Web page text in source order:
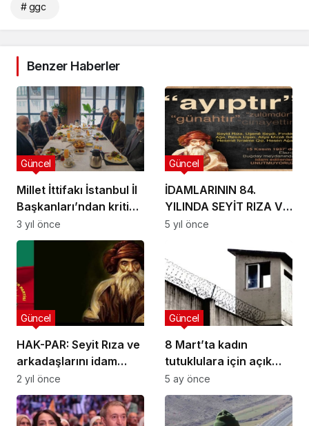
# ggc
Benzer Haberler
Millet İttifakı İstanbul İl
Başkanları’ndan kritik
toplantı!
Güncel
3 yıl önce
İDAMLARININ 84.
YILINDA SEYİT RIZA VE
ARKADAŞLARINI
Güncel
5 yıl önce
HAK-PAR: Seyit Rıza ve
arkadaşlarını idam
edilişlerinin 87. yıl
dönümünde, saygıyla
anıyoruz
Güncel
2 yıl önce
8 Mart’ta kadın
tutuklulara için açık
görüş izni
Güncel
5 ay önce